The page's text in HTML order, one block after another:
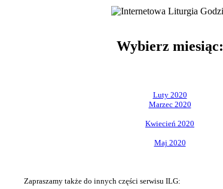
Wybierz miesiąc:
Luty 2020
Marzec 2020
Kwiecień 2020
Maj 2020
Zapraszamy także do innych części serwisu ILG: